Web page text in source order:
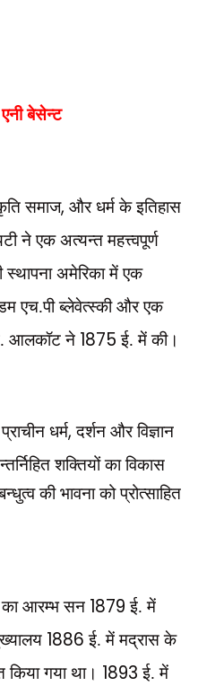
बेसेन्ट
समाज, और धर्म के इतिहास
ने एक अत्यन्त महत्त्वपूर्ण
अमेरिका में एक
एच.पी ब्लेवेत्स्की और एक
आलकॉट ने 1875 ई. में की।
धर्म,दर्शन और विज्ञान
शक्तियों का विकास
की भावना को प्रोत्साहित
का आरम्भ सन 1879 ई. में
1886 ई. में मद्रास के
किया गया था। 1893 ई. में